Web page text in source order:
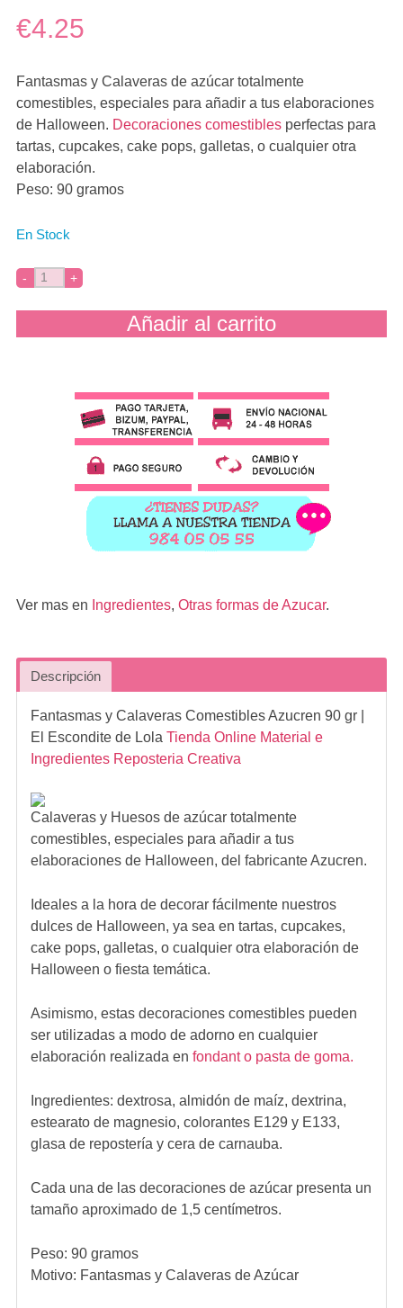
€4.25
Fantasmas y Calaveras de azúcar totalmente
comestibles, especiales para añadir a tus elaboraciones
de Halloween. Decoraciones comestiblesperfectas para
tartas, cupcakes, cake pops, galletas, o cualquier otra
elaboración.
Peso: 90 gramos
En Stock
Añadir al carrito
Ver mas en Ingredientes, Otras formas de Azucar.
Descripción
Fantasmas y Calaveras Comestibles Azucren 90 gr|
El Escondite de Lola Tienda Online Material e
Ingredientes Reposteria Creativa
Calaveras y Huesos de azúcar totalmente
comestibles, especiales para añadir a tus
elaboraciones de Halloween, del fabricante Azucren.
Ideales a la hora de decorar fácilmente nuestros
dulces de Halloween, ya sea en tartas, cupcakes,
cake pops, galletas, o cualquier otra elaboración de
Halloween o fiesta temática.
Asimismo, estas decoraciones comestibles pueden
ser utilizadas a modo de adorno en cualquier
elaboración realizada en fondant o pasta de goma.
Ingredientes: dextrosa, almidón de maíz, dextrina,
estearato de magnesio, colorantes E129 y E133,
glasa de repostería y cera de carnauba.
Cada una de las decoraciones de azúcar presenta un
tamaño aproximado de 1,5 centímetros.
Peso: 90 gramos
Motivo: Fantasmas y Calaveras de Azúcar